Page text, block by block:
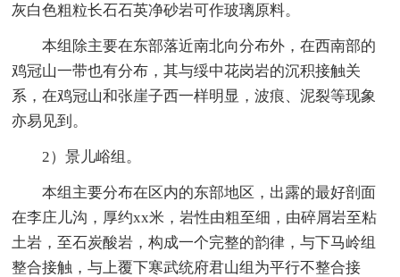
灰白色粗粒长石石英净砂岩可作玻璃原料。
本组除主要在东部落近南北向分布外，在西南部的
鸡冠山一带也有分布，其与绥中花岗岩的沉积接触关
系，在鸡冠山和张崖子西一样明显，波痕、泥裂等现象
亦易见到。
2）景儿峪组。
本组主要分布在区内的东部地区，出露的最好剖面
在李庄儿沟，厚约xx米，岩性由粗至细，由碎屑岩至粘
土岩，至石炭酸岩，构成一个完整的韵律，与下马岭组
整合接触，与上覆下寒武统府君山组为平行不整合接